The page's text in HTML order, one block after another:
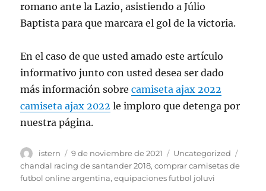
romano ante la Lazio, asistiendo a Júlio
Baptista para que marcara el gol de la victoria.
En el caso de que usted amado este artículo
informativo junto con usted desea ser dado
más información sobrecamiseta ajax 2022
camiseta ajax 2022 le imploro que detenga por
nuestra página.
Autor
istern
Publicado
el
9 de noviembre de 2021 Categorías
Uncategorized
chandal racing de santander 2018,comprar camisetas de
futbol online argentina,equipaciones futbol joluvi